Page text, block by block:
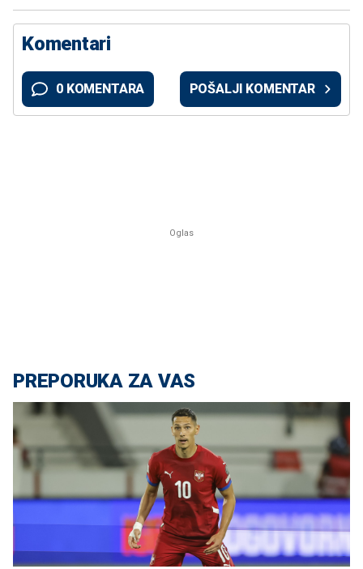
Komentari
0 KOMENTARA POŠALJI KOMENTAR
PREPORUKA ZA VAS